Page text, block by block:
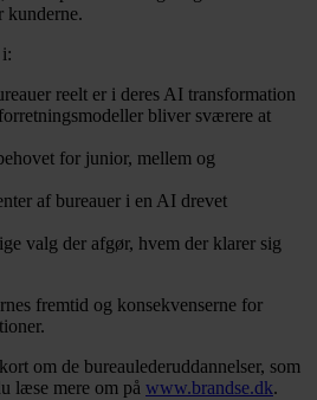
kunderne.
reelt er i deres AI transformation
bliver sværere at
for junior, mellem og
af bureauer i en AI drevet
valg der afgør, hvem der klarer sig
fremtid og konsekvenserne for
om de bureaulederuddannelser, som
læse mere om på www.brandse.dk.